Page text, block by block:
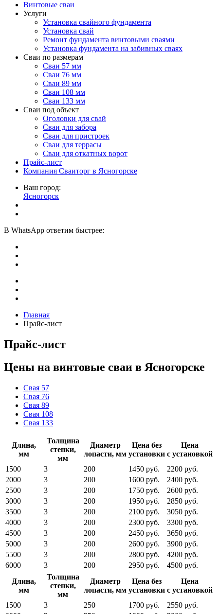
Винтовые сваи
Услуги
Установка свайного фундамента
Установка свай
Ремонт фундамента винтовыми сваями
Установка фундамента на забивных сваях
Сваи по размерам
Сваи 57 мм
Сваи 76 мм
Сваи 89 мм
Сваи 108 мм
Сваи 133 мм
Сваи под объект
Оголовки для свай
Сваи для забора
Сваи для пристроек
Сваи для террасы
Сваи для откатных ворот
Прайс-лист
Компания Сваиторг в Ясногорске
Ваш город:
Ясногорск
В WhatsApp ответим быстрее:
Главная
Прайс-лист
Прайс-лист
Цены на винтовые сваи в Ясногорске
Свая 57
Свая 76
Свая 89
Свая 108
Свая 133
Длина,
мм
Толщина
стенки,
мм
Диаметр
лопасти, мм
Цена без
установки
Цена
с установкой
1500
3 200 1450 руб.
2200 руб.
2000
3 200 1600 руб.
2400 руб.
2500
3 200 1750 руб.
2600 руб.
3000
3 200 1950 руб.
2850 руб.
3500
3 200 2100 руб.
3050 руб.
4000
3 200 2300 руб.
3300 руб.
4500
3 200 2450 руб.
3650 руб.
5000
3 200 2600 руб.
3900 руб.
5500
3 200 2800 руб.
4200 руб.
6000
3 200 2950 руб.
4500 руб.
Длина,
мм
Толщина
стенки,
мм
Диаметр
лопасти, мм
Цена без
установки
Цена
с установкой
1500
3 250 1700 руб.
2550 руб.